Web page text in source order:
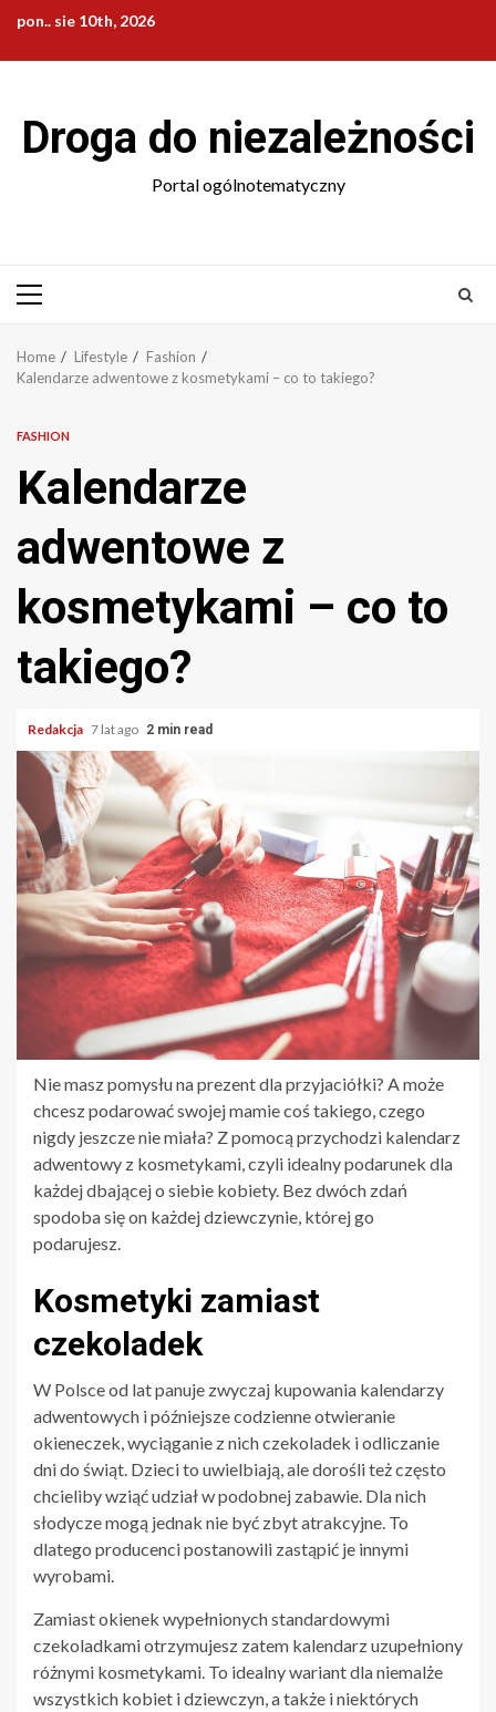
content
pon.. sie 10th, 2026
Droga do niezależności
Portal ogólnotematyczny
Primary
Home Lifestyle
Fashion
Kalendarze adwentowe z kosmetykami – co to takiego?
FASHION
Kalendarze
adwentowe z
kosmetykami – co to
takiego?
Redakcja 7 lat ago 2 min read
Nie masz pomysłu na prezent dla przyjaciółki? A może
chcesz podarować swojej mamie coś takiego, czego
nigdy jeszcze nie miała? Z pomocą przychodzi kalendarz
adwentowy z kosmetykami, czyli idealny podarunek dla
każdej dbającej o siebie kobiety. Bez dwóch zdań
spodoba się on każdej dziewczynie, której go
podarujesz.
Kosmetyki zamiast
czekoladek
W Polsce od lat panuje zwyczaj kupowania kalendarzy
adwentowych i późniejsze codzienne otwieranie
okieneczek, wyciąganie z nich czekoladek i odliczanie
dni do świąt. Dzieci to uwielbiają, ale dorośli też często
chcieliby wziąć udział w podobnej zabawie. Dla nich
słodycze mogą jednak nie być zbyt atrakcyjne. To
dlatego producenci postanowili zastąpić je innymi
wyrobami.
Zamiast okienek wypełnionych standardowymi
czekoladkami otrzymujesz zatem kalendarz uzupełniony
różnymi kosmetykami. To idealny wariant dla niemalże
wszystkich kobiet i dziewczyn, a także i niektórych